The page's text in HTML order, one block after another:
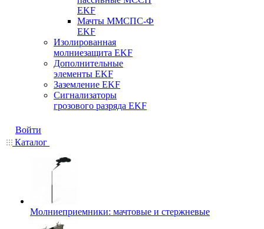
EKF
Мачты ММСПС-Ф
EKF
Изолированная
молниезащита EKF
Дополнительные
элементы EKF
Заземление EKF
Сигнализаторы
грозового разряда EKF
Войти
Каталог
Молниеприемники: мачтовые и стержневые